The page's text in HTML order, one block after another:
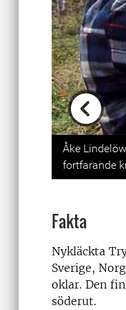
Åke
fortfarande
Fakta
Nykläckta
Sverige,
oklar. Den
söderut.